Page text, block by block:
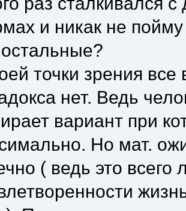
и никак не
точки зрения все
нет. Ведь
вариант при
Но мат.
( ведь это